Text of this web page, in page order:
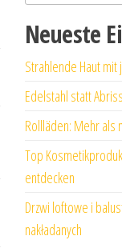
Neueste
Strahlende Haut
Edelstahl statt
Rollläden: Mehr als
Top
entdecken
Drzwi loftowe i
nakładanych